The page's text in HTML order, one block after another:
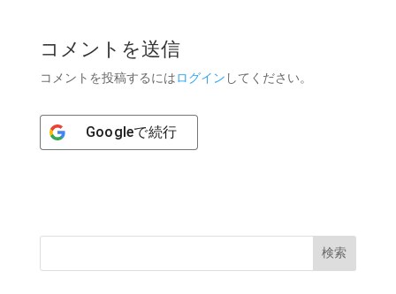
コメントを送信
コメントを投稿するにはログイン してください。
Googleで続行
検索